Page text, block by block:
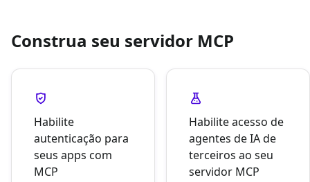
Construa seu servidor MCP
Habilite
autenticação para
seus apps com
MCP
Habilite acesso de
agentes de IA de
terceiros ao seu
servidor MCP